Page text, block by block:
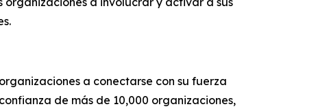
a conectarse con su fuerza
de más de 10,000 organizaciones,